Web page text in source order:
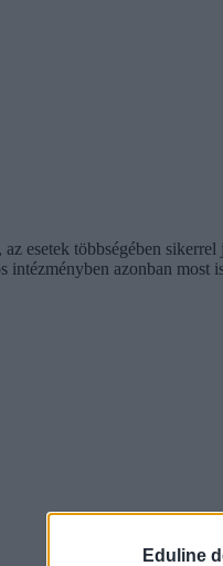
Eduline
esetek többségében
intézményben azonban